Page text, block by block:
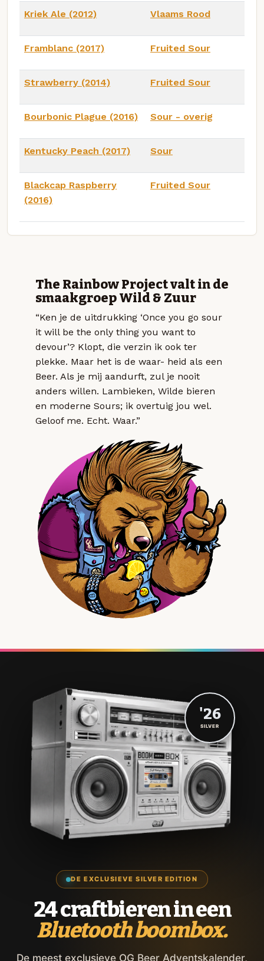
Kriek Ale (2012) Vlaams Rood
Framblanc (2017) Fruited Sour
Strawberry (2014) Fruited Sour
Bourbonic Plague (2016) Sour - overig
Kentucky Peach (2017) Sour
Blackcap Raspberry
(2016)
Fruited Sour
The Rainbow Project valt in de
smaakgroep Wild & Zuur
“Ken je de uitdrukking ‘Once you go sour
it will be the only thing you want to
devour’? Klopt, die verzin ik ook ter
plekke. Maar het is de waar- heid als een
Beer. Als je mij aandurft, zul je nooit
anders willen. Lambieken, Wilde bieren
en moderne Sours; ik overtuig jou wel.
Geloof me. Echt. Waar.”
DE EXCLUSIEVE SILVER EDITION
24 craftbieren in een
Bluetooth boombox.
De meest exclusieve OG Beer Adventskalender,
'26
SILVER